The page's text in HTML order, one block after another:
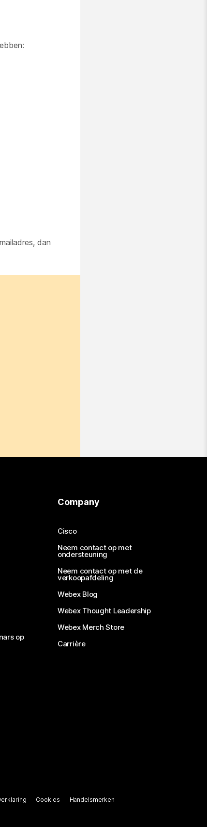
dan
op
Company
Cisco
Neem contact op met
ondersteuning
Neem contact op met de
verkoopafdeling
Webex Blog
Webex Thought Leadership
Webex Merch Store
Carrière
Cookies Handelsmerken